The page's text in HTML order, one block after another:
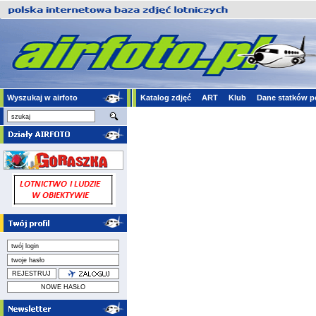
Wyszukaj w airfoto Katalog zdjęć ART Klub Dane statków